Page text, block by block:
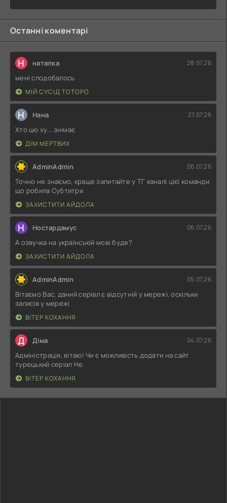
Останні коментарі
Н наталка 28.07.26
мені сподобалось
МІЙ СУСІД ТОТОРО
Н Нана 27.07.26
Хто цю ху....знімає
ДІМ МЕРТВИХ
AdminAdmin 06.07.26
Точно не знаємо, краще запитайте у ТГ каналі цієї команди
що робила Субтитри
ЗАХИСТИТИ АЙДОЛА
Н Ностардамус 06.07.26
А озвучка на українській мові буде?
ЗАХИСТИТИ АЙДОЛА
AdminAdmin 05.07.26
Вітаємо Вас, даний серіал є відсутній у мережі, оскільки
записів у мережі
ВІТЕР КОХАННЯ
Д Діма 04.07.26
Адміністрація, вітаю! Чи є можливість додати на сайт
турецький серіал Не
ВІТЕР КОХАННЯ